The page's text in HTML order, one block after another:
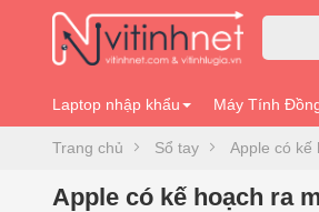
Laptop nhập khẩu Máy Tính
Trang chủ Sổ tay Apple có kế
Apple có kế hoạch ra